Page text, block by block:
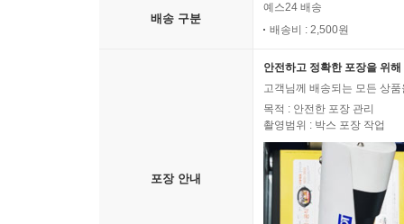
배송 구분
예스24 배송
배송비 : 2,500원
포장 안내
안전하고 정확한 포장을 위
고객님께 배송되는 모든 상
목적 : 안전한 포장 관리
촬영범위 : 박스 포장 작업